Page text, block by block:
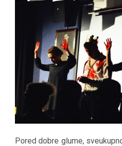
Pored dobre glume,